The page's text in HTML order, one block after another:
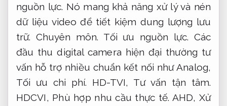
nguồn lực. Nó mang khả năng xử lý và nén
dữ liệu video để tiết kiệm dung lượng lưu
trữ. Chuyên môn. Tối ưu nguồn lực. Các
đầu thu digital camera hiện đại thường tư
vấn hỗ trợ nhiều chuẩn kết nối như Analog,
Tối ưu chi phí. HD-TVI, Tư vấn tận tâm.
HDCVI, Phù hợp nhu cầu thực tế. AHD, Xử